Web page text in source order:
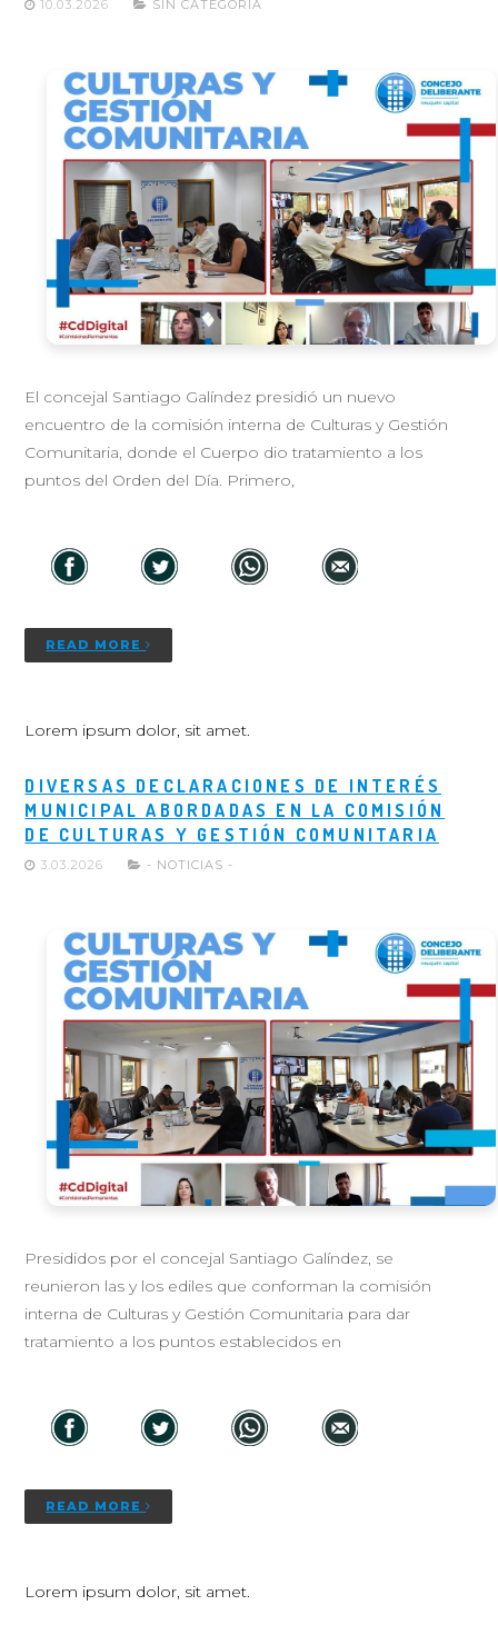
10.03.2026 SIN CATEGORÍA
El concejal Santiago Galíndez presidió un nuevo
encuentro de la comisión interna de Culturas y Gestión
Comunitaria, donde el Cuerpo dio tratamiento a los
puntos del Orden del Día. Primero,
READ MORE
Lorem ipsum dolor, sit amet.
DIVERSAS DECLARACIONES DE INTERÉS
MUNICIPAL ABORDADAS EN LA COMISIÓN
DE CULTURAS Y GESTIÓN COMUNITARIA
3.03.2026 - NOTICIAS -
Presididos por el concejal Santiago Galíndez, se
reunieron las y los ediles que conforman la comisión
interna de Culturas y Gestión Comunitaria para dar
tratamiento a los puntos establecidos en
READ MORE
Lorem ipsum dolor, sit amet.